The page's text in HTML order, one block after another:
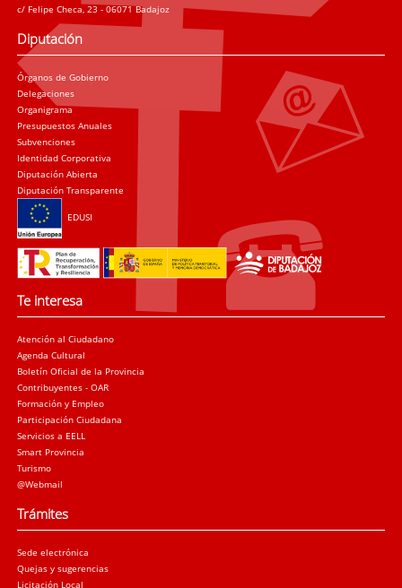
c/ Felipe Checa, 23 - 06071 Badajoz
Diputación
Órganos de Gobierno
Delegaciones
Organigrama
Presupuestos Anuales
Subvenciones
Identidad Corporativa
Diputación Abierta
Diputación Transparente
EDUSI
Te interesa
Atención al Ciudadano
Agenda Cultural
Boletín Oficial de la Provincia
Contribuyentes - OAR
Formación y Empleo
Participación Ciudadana
Servicios a EELL
Smart Provincia
Turismo
@Webmail
Trámites
Sede electrónica
Quejas y sugerencias
Licitación Local